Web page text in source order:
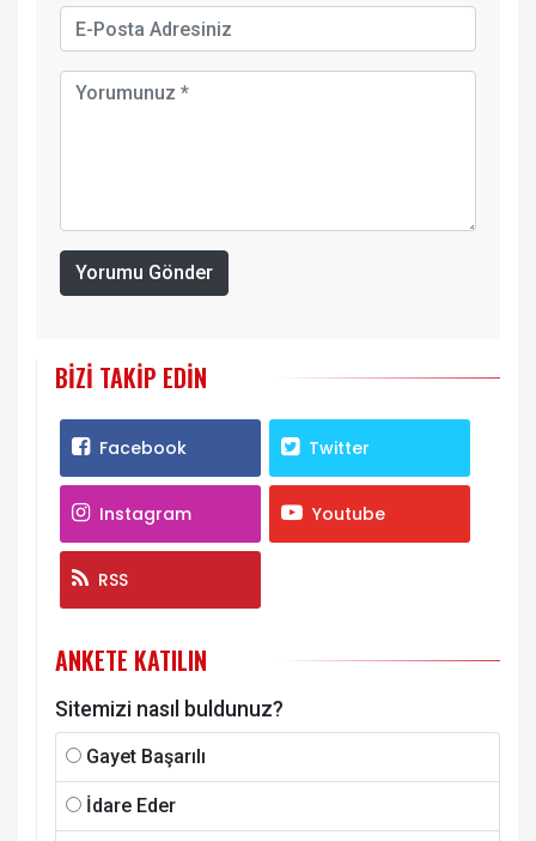
Yorumu Gönder
BIZI TAKIP EDIN
Facebook Twitter
Instagram Youtube
RSS
ANKETE KATILIN
Sitemizi nasıl buldunuz?
Gayet Başarılı
İdare Eder